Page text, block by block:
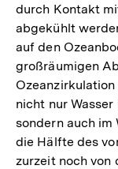
durch Kontakt
abgekühlt
auf den
großräumigen
nicht nur
sondern auch im
die Hälfte des
zurzeit noch von